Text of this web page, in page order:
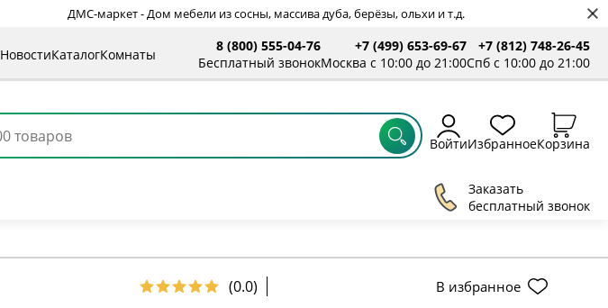
ДМС-маркет - Дом мебели из сосны, массива дуба, берёзы, ольхи и т.д.
НовостиКаталогКомнаты
8 (800) 555-04-76
Бесплатный звонок
+7 (499) 653-69-67
Москва с 10:00 до 21:00
+7 (812) 748-26-45
Спб с 10:00 до 21:00
ВойтиИзбранноеКорзина
Заказать
бесплатный звонок
(0.0) В избранное